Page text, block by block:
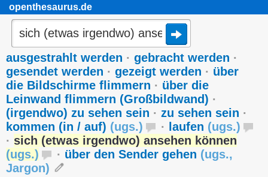
openthesaurus.de
ausgestrahlt werden · gebracht werden ·
gesendet werden · gezeigt werden · über
die Bildschirme flimmern · über die
Leinwand flimmern (Großbildwand) ·
(irgendwo) zu sehen sein · zu sehen sein ·
kommen (in / auf) (ugs.) · laufen (ugs.)
· sich (etwas irgendwo) ansehen können
(ugs.) · über den Sender gehen (ugs.,
Jargon)